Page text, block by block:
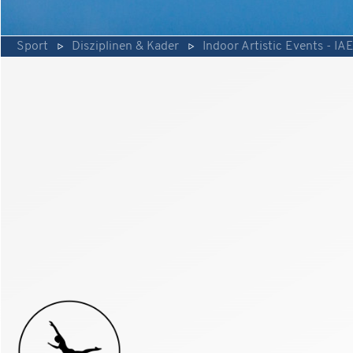
Sport Disziplinen & Kader Indoor Artistic Events - IAE